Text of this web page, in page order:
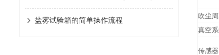
盐雾试验箱的简单操作流程
吹尘
真空
传感